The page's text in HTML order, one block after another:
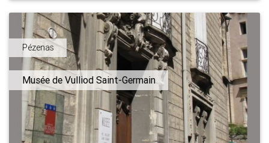
Pézenas
Musée de Vulliod Saint-Germain